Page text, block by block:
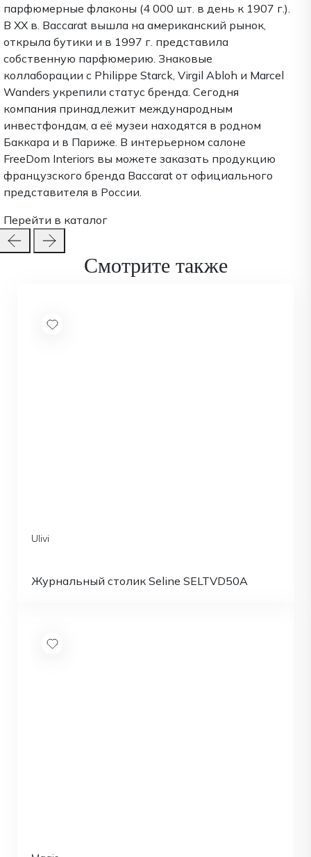
парфюмерные флаконы (4 000 шт. в день к 1907 г.).
В XX в. Baccarat вышла на американский рынок,
открыла бутики и в 1997 г. представила
собственную парфюмерию. Знаковые
коллаборации с Philippe Starck, Virgil Abloh и Marcel
Wanders укрепили статус бренда. Сегодня
компания принадлежит международным
инвестфондам, а её музеи находятся в родном
Баккара и в Париже. В интерьерном салоне
FreeDom Interiors вы можете заказать продукцию
французского бренда Baccarat от официального
представителя в России.
Перейти в каталог
Смотрите также
Ulivi
Журнальный столик Seline SELTVD50A